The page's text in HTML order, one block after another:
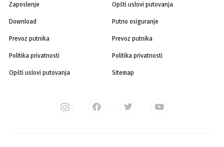
Zaposlenje
Download
Prevoz putnika
Politika privatnosti
Opšti uslovi putovanja
Opšti uslovi putovanja
Putno osiguranje
Prevoz putnika
Politika privatnosti
Sitemap